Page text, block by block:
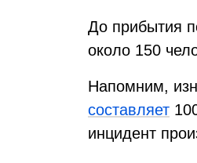
До прибытия
около 150
Напомним,
составляет
инцидент